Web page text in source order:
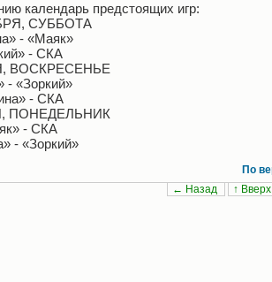
календарь предстоящих игр:
СУББОТА
- «Маяк»
- СКА
ВОСКРЕСЕНЬЕ
- «Зоркий»
- СКА
ПОНЕДЕЛЬНИК
- СКА
- «Зоркий»
По
← Назад
↑ Вверх